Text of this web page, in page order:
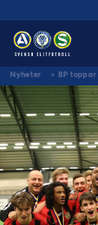
Nyheter > BP toppar